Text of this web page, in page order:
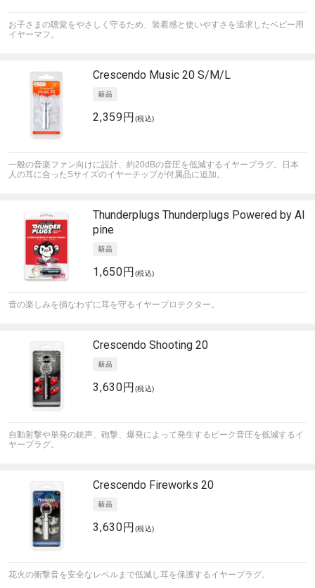
お子さまの聴覚をやさしく守るため、装着感と使いやすさを追求したベビー用
イヤーマフ。
Crescendo Music 20 S/M/L
2,359円 (税込)
一般の音楽ファン向けに設計、約20dBの音圧を低減するイヤープラグ。日本
人の耳に合ったSサイズのイヤーチップが付属品に追加。
Thunderplugs Thunderplugs Powered by Al
pine
1,650円 (税込)
音の楽しみを損なわずに耳を守るイヤープロテクター。
Crescendo Shooting 20
3,630円 (税込)
自動射撃や単発の銃声、砲撃、爆発によって発生するピーク音圧を低減するイ
ヤープラグ。
Crescendo Fireworks 20
3,630円 (税込)
花火の衝撃音を安全なレベルまで低減し耳を保護するイヤープラグ。